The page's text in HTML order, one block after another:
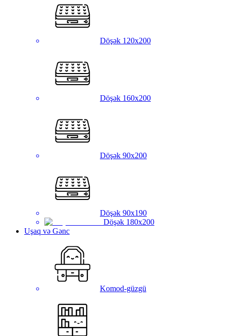
Döşək 120x200
Döşək 160x200
Döşək 90x200
Döşək 90x190
Döşək 180x200
Uşaq və Gənc
Komod-güzgü